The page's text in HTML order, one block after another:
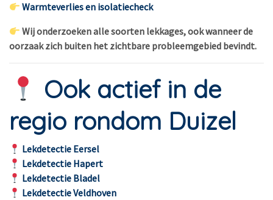
Warmteverlies en isolatiecheck
Wij onderzoeken alle soorten lekkages, ook wanneer de
oorzaak zich buiten het zichtbare probleemgebied bevindt.
Ook actief in de
regio rondom Duizel
Lekdetectie Eersel
Lekdetectie Hapert
Lekdetectie Bladel
Lekdetectie Veldhoven